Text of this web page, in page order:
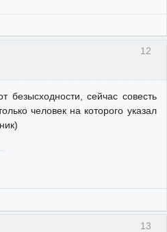
12
безысходности, сейчас совесть
человек на которого указал
13